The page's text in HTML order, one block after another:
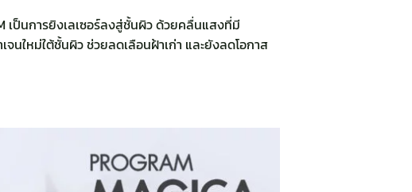
เป็นการยิงเลเซอร์ลงสู่ชั้นผิว ด้วยคลื่นแสงที่มี
จนใหม่ใต้ชั้นผิว ช่วยลดเลือนฝ้าเก่า และยังลดโอกาส